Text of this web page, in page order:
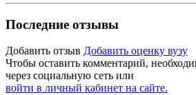
Последние отзывы
Добавить отзыв Добавить оценку вузу
Чтобы оставить комментарий,
через социальную сеть или
войти в личный кабинет на сайте.